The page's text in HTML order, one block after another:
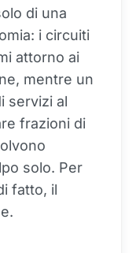
di una
i circuiti
attorno ai
mentre un
servizi al
frazioni di
solo. Per
fatto, il